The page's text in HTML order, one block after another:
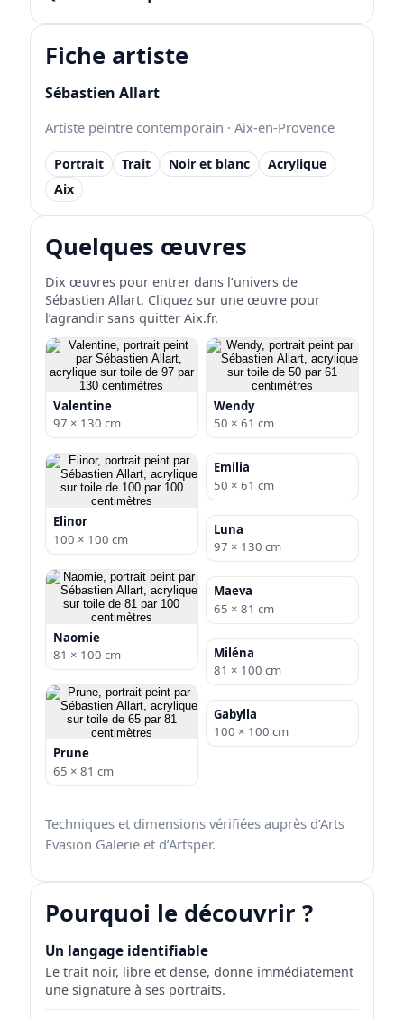
Fiche artiste
Sébastien Allart
Artiste peintre contemporain · Aix-en-Provence
Portrait Trait Noir et blanc
Acrylique
Aix
Quelques œuvres
Dix œuvres pour entrer dans l’univers de
Sébastien Allart. Cliquez sur une œuvre pour
l’agrandir sans quitter Aix.fr.
Valentine
97 × 130 cm
Elinor
100 × 100 cm
Naomie
81 × 100 cm
Prune
65 × 81 cm
Wendy
50 × 61 cm
Emilia
50 × 61 cm
Luna
97 × 130 cm
Maeva
65 × 81 cm
Miléna
81 × 100 cm
Gabylla
100 × 100 cm
Techniques et dimensions vérifiées auprès d’Arts
Evasion Galerie et d’Artsper.
Pourquoi le découvrir ?
Un langage identifiable
Le trait noir, libre et dense, donne immédiatement
une signature à ses portraits.